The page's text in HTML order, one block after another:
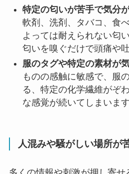
特定の匂いが苦手で気分
軟剤、洗剤、タバコ、食
よっては耐えられない匂
匂いを嗅ぐだけで頭痛や
服のタグや特定の素材が
ものの感触に敏感で、服
る、特定の化学繊維がぞ
な感覚が続いてしまいます
人混みや騒がしい場所が